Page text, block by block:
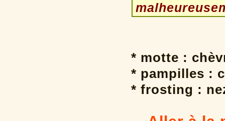
* motte :
* pampilles :
* frosting :